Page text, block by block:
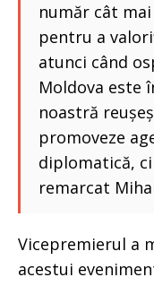
număr cât
pentru a
atunci când
Moldova este
noastră
promoveze
diplomatică,
remarcat
Vicepremierul a
acestui